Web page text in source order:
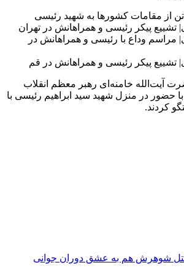
پیکر رئیسی و همراهانش در تهران
وداع با رئیسی و همراهانش در
پیکر رئیسی و همراهانش در قم
آیت‌الله خامنه‌ای رهبر معظم انقلاب
حضور در منزل شهید سید ابراهیم رئیسی با
کردند.